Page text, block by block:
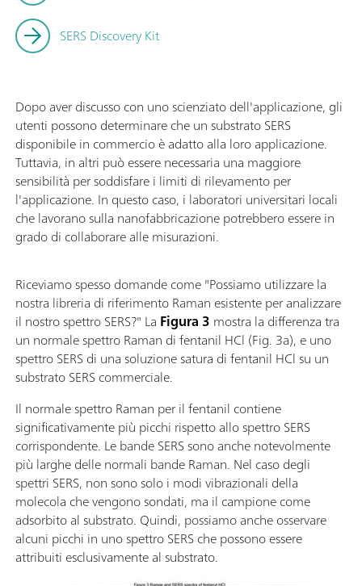
SERS Discovery Kit
Dopo aver discusso con uno scienziato dell'applicazione, gli
utenti possono determinare che un substrato SERS
disponibile in commercio è adatto alla loro applicazione.
Tuttavia, in altri può essere necessaria una maggiore
sensibilità per soddisfare i limiti di rilevamento per
l'applicazione. In questo caso, i laboratori universitari locali
che lavorano sulla nanofabbricazione potrebbero essere in
grado di collaborare alle misurazioni.
Riceviamo spesso domande come "Possiamo utilizzare la
nostra libreria di riferimento Raman esistente per analizzare
il nostro spettro SERS?" La Figura 3 mostra la differenza tra
un normale spettro Raman di fentanil HCl (Fig. 3a), e uno
spettro SERS di una soluzione satura di fentanil HCl su un
substrato SERS commerciale.
Il normale spettro Raman per il fentanil contiene
significativamente più picchi rispetto allo spettro SERS
corrispondente. Le bande SERS sono anche notevolmente
più larghe delle normali bande Raman. Nel caso degli
spettri SERS, non sono solo i modi vibrazionali della
molecola che vengono sondati, ma il campione come
adsorbito al substrato. Quindi, possiamo anche osservare
alcuni picchi in uno spettro SERS che possono essere
attribuiti esclusivamente al substrato.